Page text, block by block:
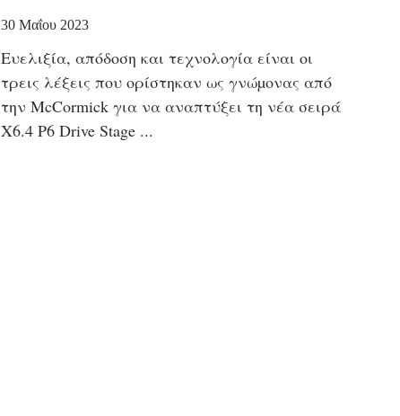
30 Μαΐου 2023
Ευελιξία, απόδοση και τεχνολογία είναι οι
τρεις λέξεις που ορίστηκαν ως γνώµονας από
την McCormick για να αναπτύξει τη νέα σειρά
X6.4 P6 Drive Stage